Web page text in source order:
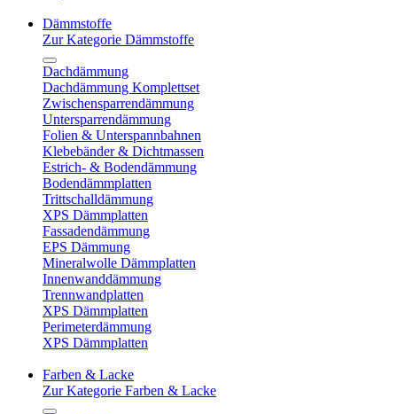
Dämmstoffe
Zur Kategorie Dämmstoffe
Dachdämmung
Dachdämmung Komplettset
Zwischensparrendämmung
Untersparrendämmung
Folien & Unterspannbahnen
Klebebänder & Dichtmassen
Estrich- & Bodendämmung
Bodendämmplatten
Trittschalldämmung
XPS Dämmplatten
Fassadendämmung
EPS Dämmung
Mineralwolle Dämmplatten
Innenwanddämmung
Trennwandplatten
XPS Dämmplatten
Perimeterdämmung
XPS Dämmplatten
Farben & Lacke
Zur Kategorie Farben & Lacke